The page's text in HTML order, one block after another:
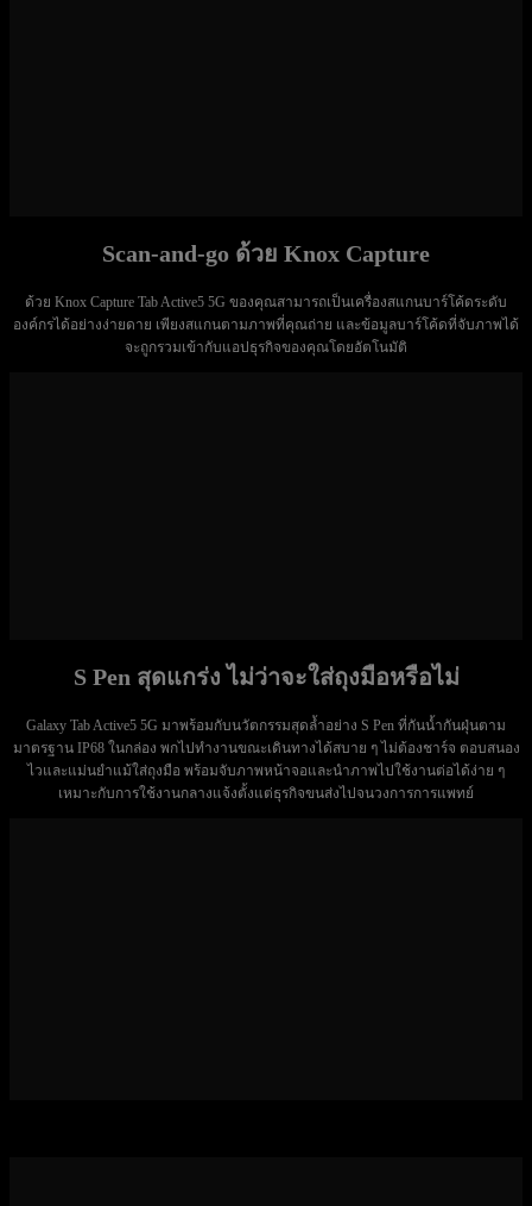
Scan-and-go ด้วย Knox Capture
ด้วย Knox Capture Tab Active5 5G ของคุณสามารถเป็นเครื่องสแกนบาร์โค้ดระดับ
องค์กรได้อย่างง่ายดาย เพียงสแกนตามภาพที่คุณถ่าย และข้อมูลบาร์โค้ดที่จับภาพได้
จะถูกรวมเข้ากับแอปธุรกิจของคุณโดยอัตโนมัติ
S Pen สุดแกร่ง ไม่ว่าจะใส่ถุงมือหรือไม่
Galaxy Tab Active5 5G มาพร้อมกับนวัตกรรมสุดล้ำอย่าง S Pen ที่กันน้ำกันฝุ่นตาม
มาตรฐาน IP68 ในกล่อง พกไปทำงานขณะเดินทางได้สบาย ๆ ไม่ต้องชาร์จ ตอบสนอง
ไวและแม่นยำแม้ใส่ถุงมือ พร้อมจับภาพหน้าจอและนำภาพไปใช้งานต่อได้ง่าย ๆ
เหมาะกับการใช้งานกลางแจ้งตั้งแต่ธุรกิจขนส่งไปจนวงการการแพทย์